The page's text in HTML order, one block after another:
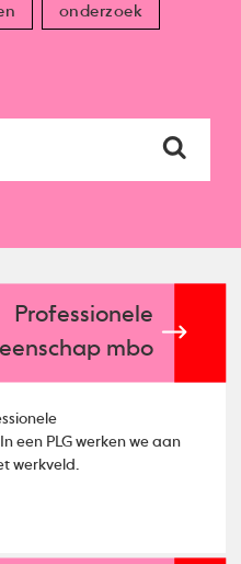
onderzoek
Professionele
mbo
een PLG werken we aan
werkveld.